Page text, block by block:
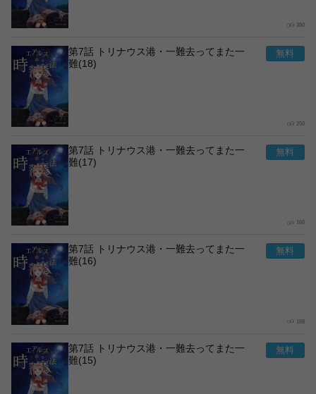
350
第7話 トリナウス港・一難去ってまた一
難(18)
250
第7話 トリナウス港・一難去ってまた一
難(17)
160
第7話 トリナウス港・一難去ってまた一
難(16)
168
第7話 トリナウス港・一難去ってまた一
難(15)